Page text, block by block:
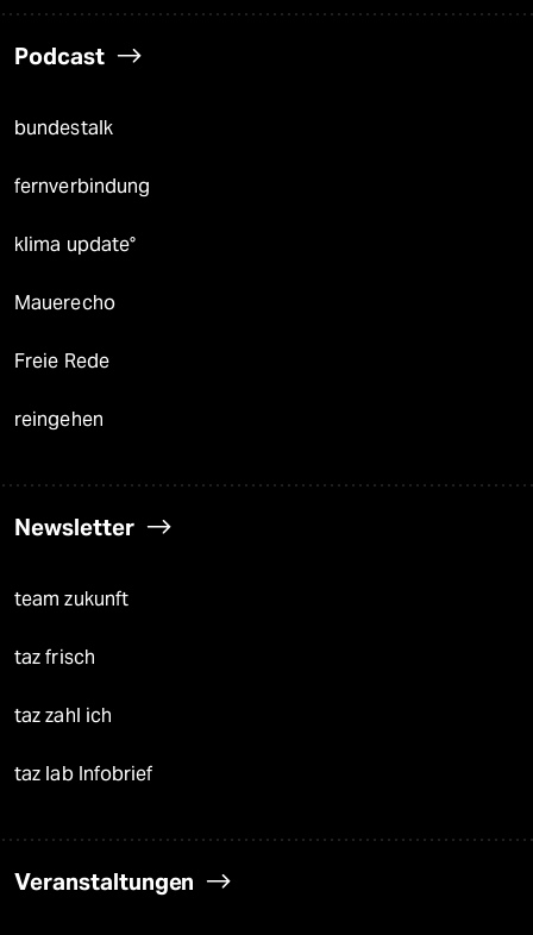
Podcast
bundestalk
fernverbindung
klima update°
Mauerecho
Freie Rede
reingehen
Newsletter
team zukunft
taz frisch
taz zahl ich
taz lab Infobrief
Veranstaltungen